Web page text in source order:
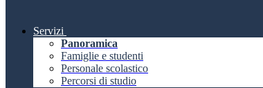
Servizi
Panoramica
Famiglie e studenti
Personale scolastico
Percorsi di studio